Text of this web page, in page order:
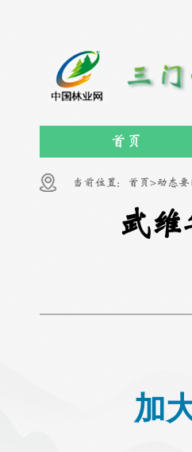
首页
当前位置： 首页>动态要
武
加